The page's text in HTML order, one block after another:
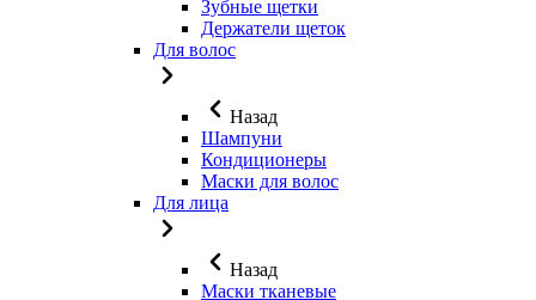
Зубные щетки
Держатели щеток
Для волос
Назад
Шампуни
Кондиционеры
Маски для волос
Для лица
Назад
Маски тканевые